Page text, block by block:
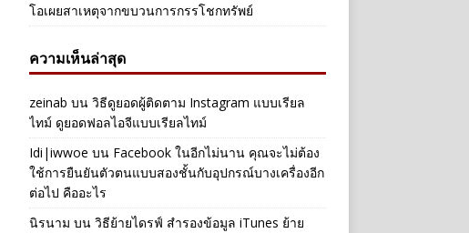
โอเผยสาเหตุจากขบวนการกรรโชกทรัพย์
ความเห็นล่าสุด
zeinab บน วิธีดูยอดผู้ติดตาม Instagram แบบเรียล
ไทม์ ดูยอดฟอลไอจีแบบเรียลไทม์
Idi|iwwoe บน Facebook ในอีกไม่นาน คุณจะไม่ต้อง
ใช้การยืนยันตัวตนแบบสองชั้นกับอุปกรณ์บางเครื่องอีก
ต่อไป คืออะไร
นิรนาม บน วิธีย้ายไดรฟ์ สำรองข้อมูล iTunes ย้าย